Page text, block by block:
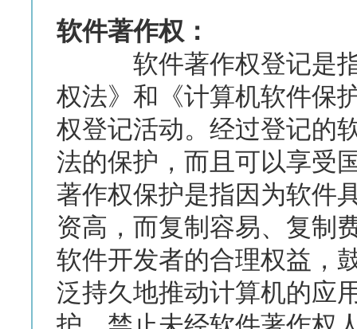
软件著作权：
软件著作权登记是指
权法》和《计算机软件保
权登记活动。经过登记的
法的保护，而且可以享受
著作权保护是指因为软件
资高，而复制容易、复制
软件开发者的合理权益，
泛持久地推动计算机的应